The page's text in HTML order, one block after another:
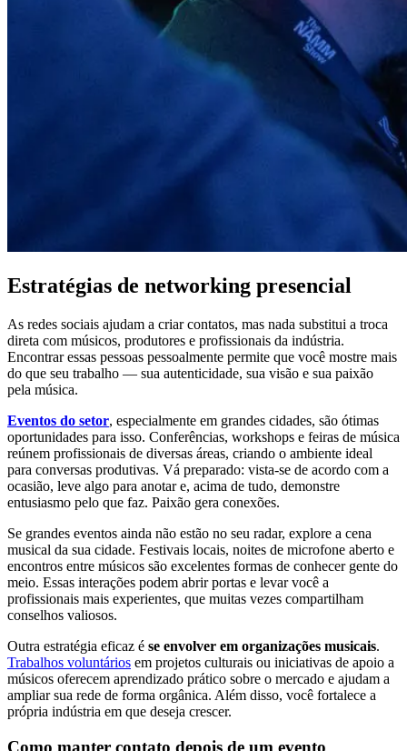
Estratégias de networking presencial
As redes sociais ajudam a criar contatos, mas nada substitui a troca
direta com músicos, produtores e profissionais da indústria.
Encontrar essas pessoas pessoalmente permite que você mostre mais
do que seu trabalho — sua autenticidade, sua visão e sua paixão
pela música.
Eventos do setor, especialmente em grandes cidades, são ótimas
oportunidades para isso. Conferências, workshops e feiras de música
reúnem profissionais de diversas áreas, criando o ambiente ideal
para conversas produtivas. Vá preparado: vista-se de acordo com a
ocasião, leve algo para anotar e, acima de tudo, demonstre
entusiasmo pelo que faz. Paixão gera conexões.
Se grandes eventos ainda não estão no seu radar, explore a cena
musical da sua cidade. Festivais locais, noites de microfone aberto e
encontros entre músicos são excelentes formas de conhecer gente do
meio. Essas interações podem abrir portas e levar você a
profissionais mais experientes, que muitas vezes compartilham
conselhos valiosos.
Outra estratégia eficaz é se envolver em organizações musicais.
Trabalhos voluntários em projetos culturais ou iniciativas de apoio a
músicos oferecem aprendizado prático sobre o mercado e ajudam a
ampliar sua rede de forma orgânica. Além disso, você fortalece a
própria indústria em que deseja crescer.
Como manter contato depois de um evento